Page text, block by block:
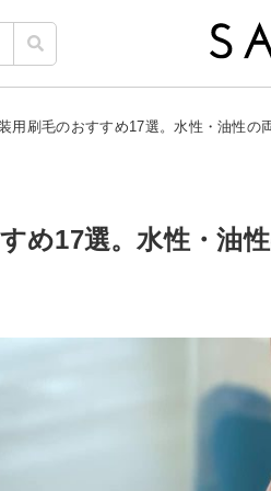
用刷毛のおすすめ17選。水性・油性の
め17選。水性・油